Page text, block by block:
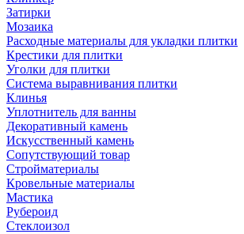
Затирки
Мозаика
Расходные материалы для укладки плитки
Крестики для плитки
Уголки для плитки
Система выравнивания плитки
Клинья
Уплотнитель для ванны
Декоративный камень
Искусственный камень
Сопутствующий товар
Стройматериалы
Кровельные материалы
Мастика
Рубероид
Стеклоизол